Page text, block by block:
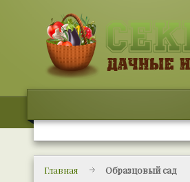
Главная Образцовый сад